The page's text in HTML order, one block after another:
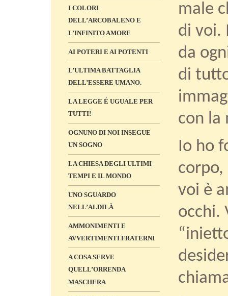
I COLORI
DELL’ARCOBALENO E
L’INFINITO AMORE
AI POTERI E AI POTENTI
L’ULTIMA BATTAGLIA
DELL’ESSERE UMANO.
LA LEGGE É UGUALE PER
TUTTI!
OGNUNO DI NOI INSEGUE
UN SOGNO
LA CHIESA DEGLI ULTIMI
TEMPI E IL MONDO
UNO SGUARDO
NELL’ALDILÀ
AMMONIMENTI E
AVVERTIMENTI FRATERNI
A COSA SERVE
QUELL’ORRENDA
MASCHERA
male
di voi.
da
di
con la
Io ho
corpo,
voi è
occhi.